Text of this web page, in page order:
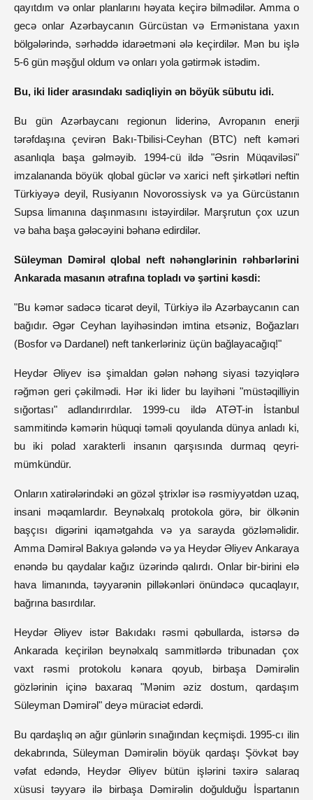
qayıtdım və onlar planlarını həyata keçirə bilmədilər. Amma o
gecə onlar Azərbaycanın Gürcüstan və Ermənistana yaxın
bölgələrində, sərhəddə idarəetməni ələ keçirdilər. Mən bu işlə
5-6 gün məşğul oldum və onları yola gətirmək istədim.
Bu, iki lider arasındakı sadiqliyin ən böyük sübutu idi.
Bu gün Azərbaycanı regionun liderinə, Avropanın enerji
tərəfdaşına çevirən Bakı-Tbilisi-Ceyhan (BTC) neft kəməri
asanlıqla başa gəlməyib. 1994-cü ildə "Əsrin Müqaviləsi"
imzalananda böyük qlobal güclər və xarici neft şirkətləri neftin
Türkiyəyə deyil, Rusiyanın Novorossiysk və ya Gürcüstanın
Supsa limanına daşınmasını istəyirdilər. Marşrutun çox uzun
və baha başa gələcəyini bəhanə edirdilər.
Süleyman Dəmirəl qlobal neft nəhənglərinin rəhbərlərini
Ankarada masanın ətrafına topladı və şərtini kəsdi:
"Bu kəmər sadəcə ticarət deyil, Türkiyə ilə Azərbaycanın can
bağıdır. Əgər Ceyhan layihəsindən imtina etsəniz, Boğazları
(Bosfor və Dardanel) neft tankerləriniz üçün bağlayacağıq!"
Heydər Əliyev isə şimaldan gələn nəhəng siyasi təzyiqlərə
rəğmən geri çəkilmədi. Hər iki lider bu layihəni "müstəqilliyin
sığortası" adlandırırdılar. 1999-cu ildə ATƏT-in İstanbul
sammitində kəmərin hüquqi təməli qoyulanda dünya anladı ki,
bu iki polad xarakterli insanın qarşısında durmaq qeyri-
mümkündür.
Onların xatirələrindəki ən gözəl ştrixlər isə rəsmiyyətdən uzaq,
insani məqamlardır. Beynəlxalq protokola görə, bir ölkənin
başçısı digərini iqamətgahda və ya sarayda gözləməlidir.
Amma Dəmirəl Bakıya gələndə və ya Heydər Əliyev Ankaraya
enəndə bu qaydalar kağız üzərində qalırdı. Onlar bir-birini elə
hava limanında, təyyarənin pilləkənləri önündəcə qucaqlayır,
bağrına basırdılar.
Heydər Əliyev istər Bakıdakı rəsmi qəbullarda, istərsə də
Ankarada keçirilən beynəlxalq sammitlərdə tribunadan çox
vaxt rəsmi protokolu kənara qoyub, birbaşa Dəmirəlin
gözlərinin içinə baxaraq "Mənim əziz dostum, qardaşım
Süleyman Dəmirəl" deyə müraciət edərdi.
Bu qardaşlıq ən ağır günlərin sınağından keçmişdi. 1995-cı ilin
dekabrında, Süleyman Dəmirəlin böyük qardaşı Şövkət bəy
vəfat edəndə, Heydər Əliyev bütün işlərini təxirə salaraq
xüsusi təyyarə ilə birbaşa Dəmirəlin doğulduğu İspartanın